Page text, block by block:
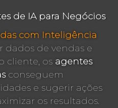
de IA para Negócios
com Inteligência
dados de vendas e
cliente, os agentes
conseguem
e sugerir ações
os resultados.